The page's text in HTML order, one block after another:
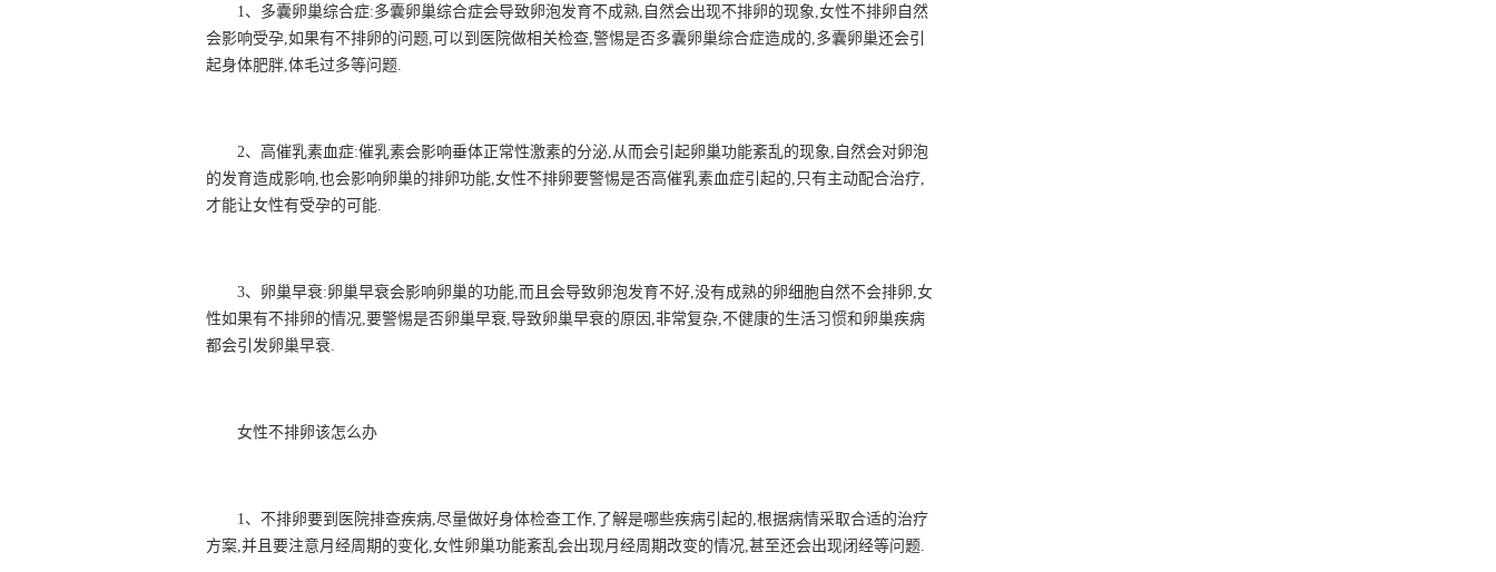
1、多囊卵巢综合症:多囊卵巢综合症会导致卵泡发育不成熟,自然会出现不排卵的现象,女性不排卵自然
会影响受孕,如果有不排卵的问题,可以到医院做相关检查,警惕是否多囊卵巢综合症造成的,多囊卵巢还会引
起身体肥胖,体毛过多等问题.
2、高催乳素血症:催乳素会影响垂体正常性激素的分泌,从而会引起卵巢功能紊乱的现象,自然会对卵泡
的发育造成影响,也会影响卵巢的排卵功能,女性不排卵要警惕是否高催乳素血症引起的,只有主动配合治疗,
才能让女性有受孕的可能.
3、卵巢早衰:卵巢早衰会影响卵巢的功能,而且会导致卵泡发育不好,没有成熟的卵细胞自然不会排卵,女
性如果有不排卵的情况,要警惕是否卵巢早衰,导致卵巢早衰的原因,非常复杂,不健康的生活习惯和卵巢疾病
都会引发卵巢早衰.
女性不排卵该怎么办
1、不排卵要到医院排查疾病,尽量做好身体检查工作,了解是哪些疾病引起的,根据病情采取合适的治疗
方案,并且要注意月经周期的变化,女性卵巢功能紊乱会出现月经周期改变的情况,甚至还会出现闭经等问题.